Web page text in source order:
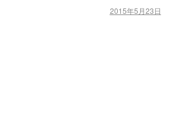
2015年5月23日